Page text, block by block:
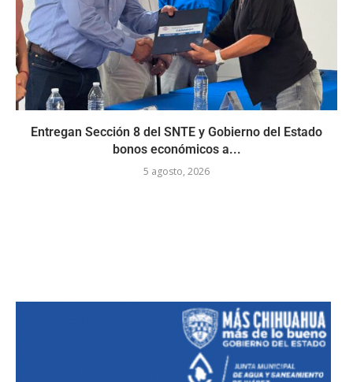
Entregan Sección 8 del SNTE y Gobierno del Estado
bonos económicos a...
5 agosto, 2026